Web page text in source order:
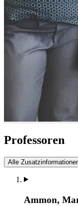
Professoren
Alle
Ammon,